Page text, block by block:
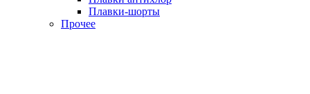
Плавки-шорты
Прочее